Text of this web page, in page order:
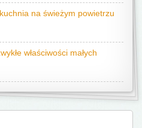
na świeżym powietrzu
właściwości małych